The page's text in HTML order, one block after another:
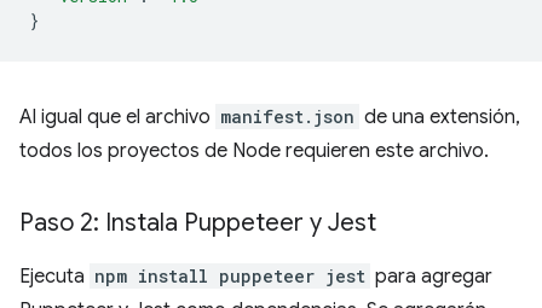
}
Al igual que el archivo manifest.json de una extensión,
todos los proyectos de Node requieren este archivo.
Paso 2: Instala Puppeteer y Jest
Ejecuta npm install puppeteer jest para agregar